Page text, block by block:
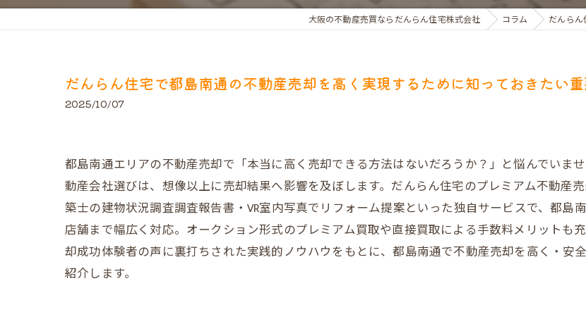
大阪の不動産売買ならだんらん住宅株式会社 コラム だんら
だんらん住宅で都島南通の不動産売却を高く実現するために知っておきたい重
2025/10/07
都島南通エリアの不動産売却で「本当に高く売却できる方法はないだろうか？」と悩んでいま
動産会社選びは、想像以上に売却結果へ影響を及ぼします。だんらん住宅のプレミアム不動産
築士の建物状況調査調査報告書・VR室内写真でリフォーム提案といった独自サービスで、都島
店舗まで幅広く対応。オークション形式のプレミアム買取や直接買取による手数料メリットも
却成功体験者の声に裏打ちされた実践的ノウハウをもとに、都島南通で不動産売却を高く・安
紹介します。